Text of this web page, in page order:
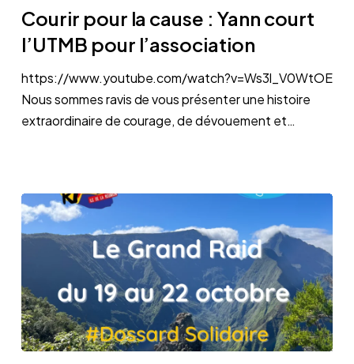
pour
la
cause
:
Yann
court
Courir pour la cause : Yann court
l’UTMB pour l’association
https://www.youtube.com/watch?v=Ws3l_V0WtOE
Nous sommes ravis de vous présenter une histoire
extraordinaire de courage, de dévouement et…